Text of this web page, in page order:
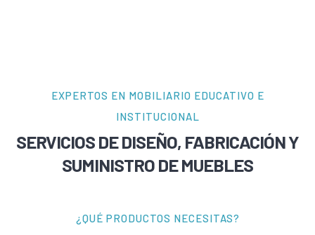
EXPERTOS EN MOBILIARIO EDUCATIVO E
INSTITUCIONAL
SERVICIOS DE DISEÑO, FABRICACIÓN Y
SUMINISTRO DE MUEBLES
¿QUÉ PRODUCTOS NECESITAS?